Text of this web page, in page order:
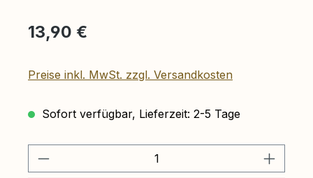
Regulärer Preis:
13,90 €
Preise inkl. MwSt. zzgl. Versandkosten
Sofort verfügbar, Lieferzeit: 2-5 Tage
Produkt Anzahl: Gib den